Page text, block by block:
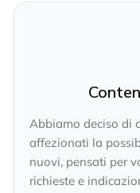
Abbiamo deciso di
affezionati la
nuovi, pensati per
richieste e